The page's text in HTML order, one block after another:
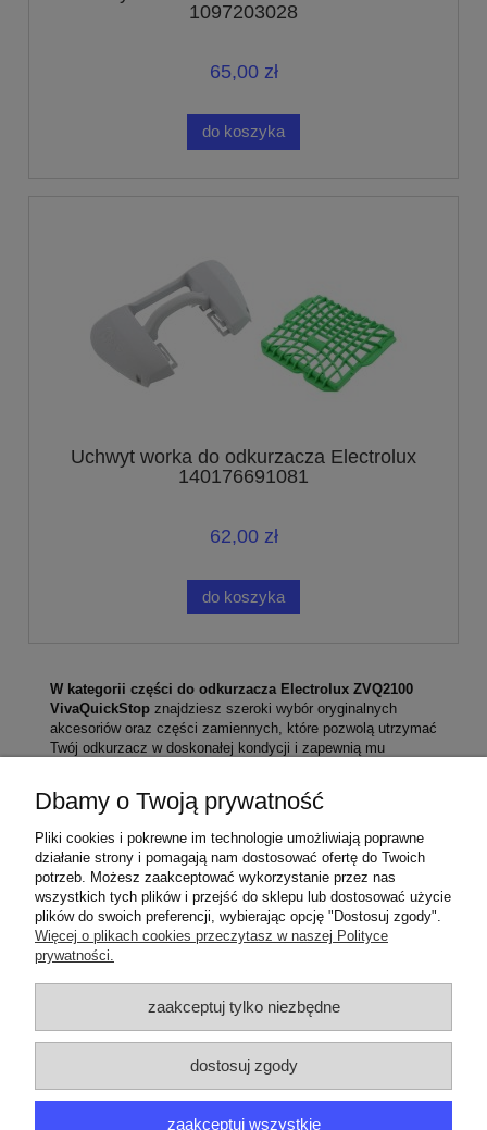
1097203028
65,00 zł
do koszyka
Uchwyt worka do odkurzacza Electrolux
140176691081
62,00 zł
do koszyka
W kategorii części do odkurzacza Electrolux ZVQ2100
VivaQuickStop znajdziesz szeroki wybór oryginalnych
akcesoriów oraz części zamiennych, które pozwolą utrzymać
Twój odkurzacz w doskonałej kondycji i zapewnią mu
Nasza oferta obejmuje oryginalne filtry HEPA, worki do
elementy, które pomogą Ci w utrzymaniu czystości w Twoim
domu. Dzięki oryginalnym częściom Electrolux, możesz mieć
pewność, że Twój odkurzacz będzie działał efektywnie i
bezawaryjnie.
910284929 00 |ZVQ2100
910287914 00 |
ZAMÓWIENIA
PRODUCENCI
MOJE KONTO
Dbamy o Twoją prywatność
Pliki cookies i pokrewne im technologie umożliwiają poprawne
działanie strony i pomagają nam dostosować ofertę do Twoich
potrzeb. Możesz zaakceptować wykorzystanie przez nas
wszystkich tych plików i przejść do sklepu lub dostosować użycie
plików do swoich preferencji, wybierając opcję "Dostosuj zgody".
Więcej o plikach cookies przeczytasz w naszej Polityce
prywatności.
zaakceptuj tylko niezbędne
dostosuj zgody
zaakceptuj wszystkie